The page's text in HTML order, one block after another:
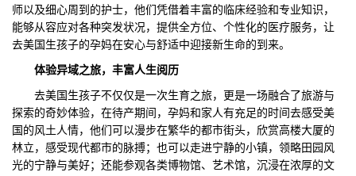
师以及细心周到的护士，他们凭借着丰富的临床经验和专业知识，
能够从容应对各种突发状况，提供全方位、个性化的医疗服务，让
去美国生孩子的孕妈在安心与舒适中迎接新生命的到来。
体验异域之旅，丰富人生阅历
去美国生孩子不仅仅是一次生育之旅，更是一场融合了旅游与
探索的奇妙体验，在待产期间，孕妈和家人有充足的时间去感受美
国的风土人情，他们可以漫步在繁华的都市街头，欣赏高楼大厦的
林立，感受现代都市的脉搏；也可以走进宁静的小镇，领略田园风
光的宁静与美好；还能参观各类博物馆、艺术馆，沉浸在浓厚的文